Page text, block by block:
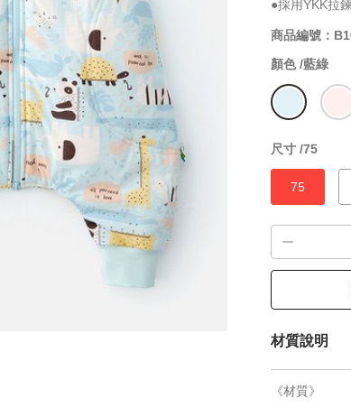
●採用YKK拉
商品編號：
顏色 /藍綠
尺寸 /75
75
材質說明
《材質》